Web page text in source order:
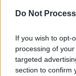
Do Not
If you wish to opt-
processing of
targeted
section to confirm